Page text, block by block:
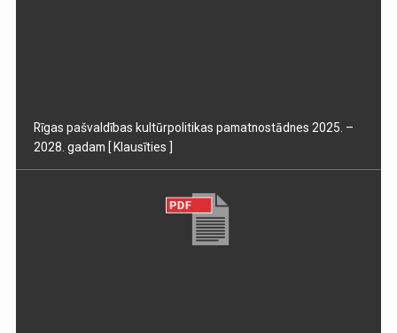
Rīgas pašvaldības kultūrpolitikas pamatnostādnes 2025. –
2028. gadam [ Klausīties ]